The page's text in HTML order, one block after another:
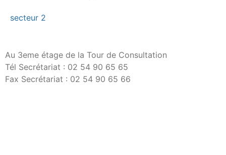
secteur 2
Au 3eme étage de la Tour de Consultation
Tél Secrétariat : 02 54 90 65 65
Fax Secrétariat : 02 54 90 65 66